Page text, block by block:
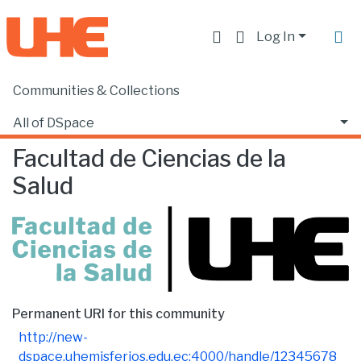
Log In
Communities & Collections
All of DSpace
Home
Facultad de Ciencias de la
Salud
Permanent URI for this community
http://new-
dspace.uhemisferios.edu.ec:4000/handle/12345678